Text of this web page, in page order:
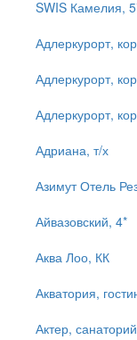
SWIS Камелия,
Адлеркурорт,
Адлеркурорт,
Адлеркурорт,
Адриана, т/х
Азимут Отель
Айвазовский, 4*
Аква Лоо, КК
Акватория,
Актер, санаторий